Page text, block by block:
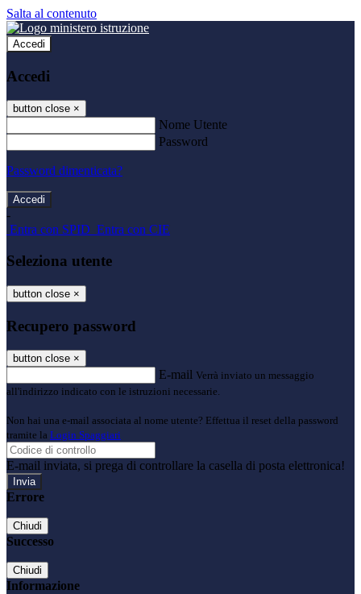
Salta al contenuto
Accedi
Accedi
button close ×
Nome Utente
Password
Password dimenticata?
-
Entra con SPID Entra con CIE
Seleziona utente
button close ×
Recupero password
button close ×
E-mail Verrà inviato un messaggio
all'indirizzo indicato con le istruzioni necessarie.
Non hai una e-mail associata al nome utente? Effettua il reset della password
tramite la Login Spaggiari
E-mail inviata, si prega di controllare la casella di posta elettronica!
Errore
Chiudi
Successo
Chiudi
Informazione